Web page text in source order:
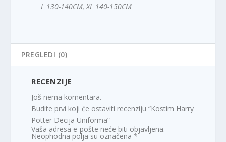
L 130-140CM, XL 140-150CM
PREGLEDI (0)
RECENZIJE
Još nema komentara.
Budite prvi koji će ostaviti recenziju “Kostim Harry
Potter Decija Uniforma”
Vaša adresa e-pošte neće biti objavljena.
Neophodna polja su označena*